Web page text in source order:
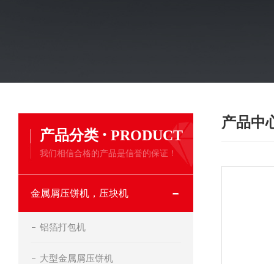
产品分类 · PRODUCT
我们相信合格的产品是信誉的保证！
金属屑压饼机，压块机
铝箔打包机
大型金属屑压饼机
产品中